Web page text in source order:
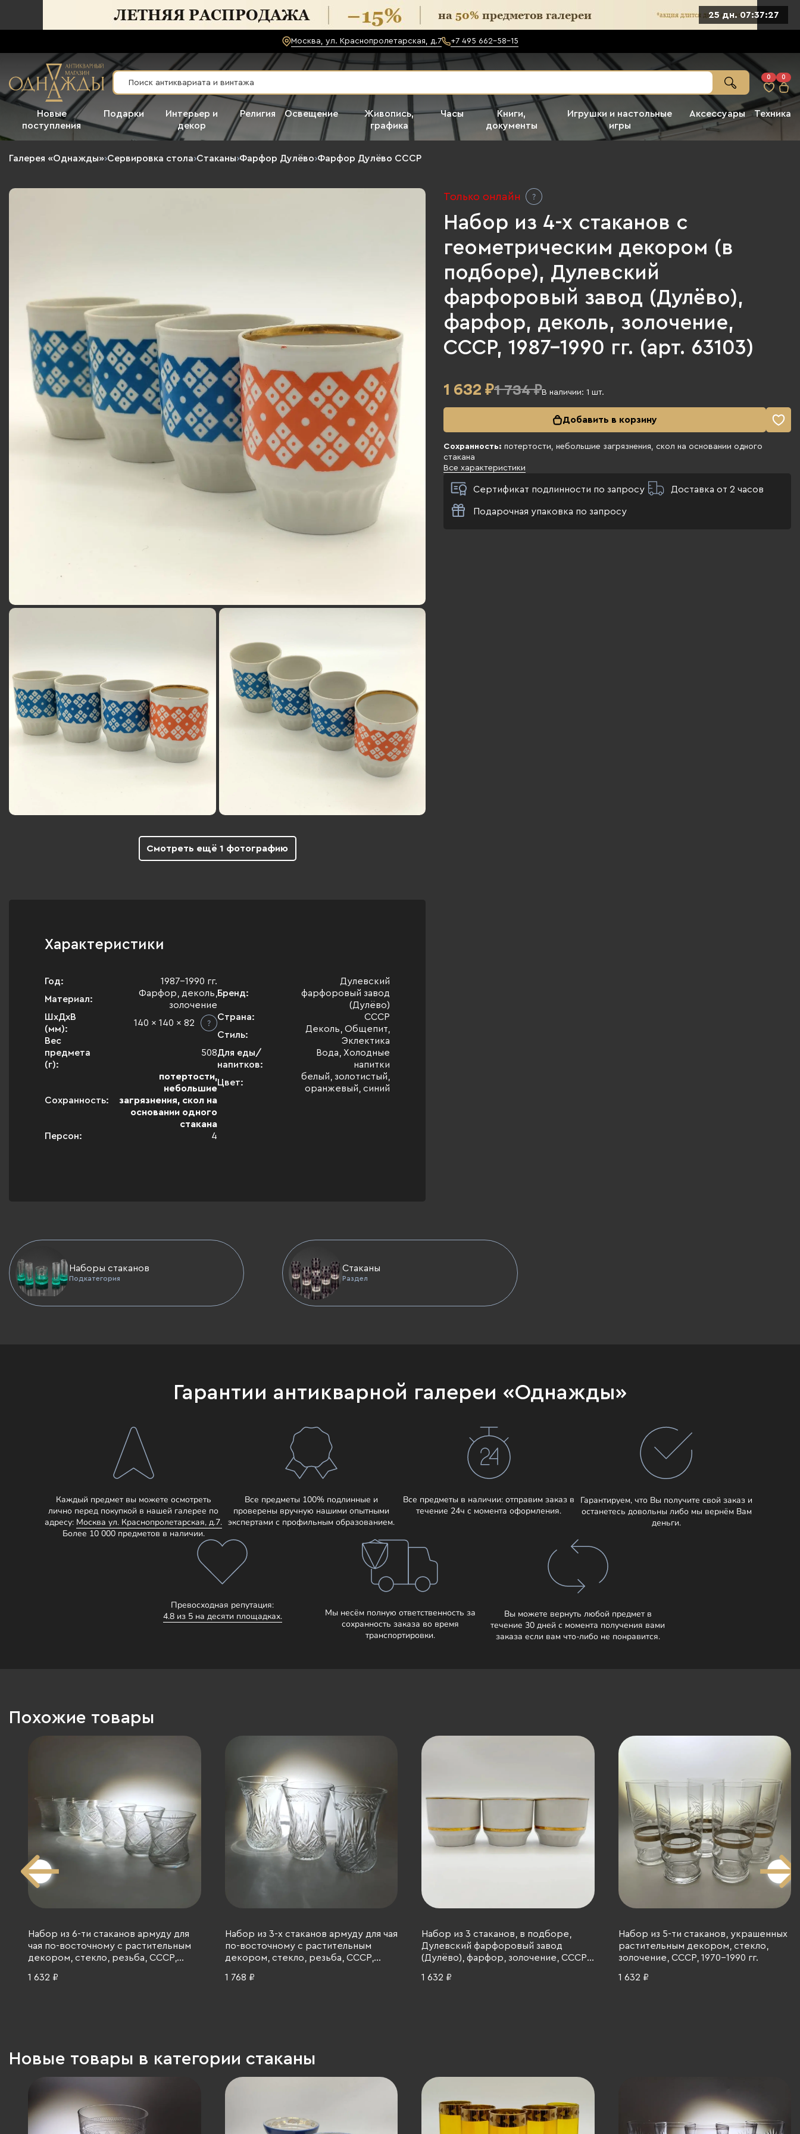
25 дн. 07:37:25
Москва, ул. Краснопролетарская, д.7 +7 495 662-58-15
0 0
Новые
поступления
Подарки
Интерьер и
декор
Религия Освещение
Живопись,
графика
Часы
Книги,
документы
Игрушки и настольные
игры
Аксессуары Техника
Галерея «Однажды»›Сервировка стола›Стаканы›Фарфор Дулёво›Фарфор Дулёво СССР
Смотреть ещё 1 фотографию
Только онлайн
Набор из 4-х стаканов с
геометрическим декором (в
подборе), Дулевский
фарфоровый завод (Дулёво),
фарфор, деколь, золочение,
СССР, 1987-1990 гг. (арт. 63103)
1 632 ₽1 734 ₽В наличии: 1 шт.
Добавить в корзину
Сохранность: потертости, небольшие загрязнения, скол на основании одного
стакана
Все характеристики
Сертификат подлинности по запросу Доставка от 2 часов
Подарочная упаковка по запросу
Характеристики
Год:
1987-1990 гг.
Материал:
Фарфор, деколь,
золочение
ШхДхВ
(мм):
140 x 140 x 82
Вес
предмета
(г):
508
Сохранность:
потертости,
небольшие
загрязнения, скол на
основании одного
стакана
Персон:
4
Бренд:
Дулевский
фарфоровый завод
(Дулёво)
Страна:
СССР
Стиль:
Деколь, Общепит,
Эклектика
Для еды/
напитков:
Вода, Холодные
напитки
Цвет:
белый, золотистый,
оранжевый, синий
Наборы стаканов
Подкатегория
Стаканы
Раздел
Гарантии антикварной галереи «Однажды»
Каждый предмет вы можете осмотреть
лично перед покупкой в нашей галерее по
адресу: Москва ул. Краснопролетарская, д.7.
Более 10 000 предметов в наличии.
Все предметы 100% подлинные и
проверены вручную нашими опытными
экспертами с профильным образованием.
Все предметы в наличии: отправим заказ в
течение 24ч с момента оформления.
Гарантируем, что Вы получите свой заказ и
останетесь довольны либо мы вернём Вам
деньги.
Превосходная репутация:
4.8 из 5 на десяти площадках.
Мы несём полную ответственность за
сохранность заказа во время
транспортировки.
Вы можете вернуть любой предмет в
течение 30 дней с момента получения вами
заказа если вам что-либо не понравится.
Похожие товары
Набор из 6-ти стаканов армуду для
чая по-восточному с растительным
декором, стекло, резьба, СССР,
1 632 ₽
Набор из 3-х стаканов армуду для чая
по-восточному с растительным
декором, стекло, резьба, СССР,
1 768 ₽
Набор из 3 стаканов, в подборе,
Дулевский фарфоровый завод
(Дулёво), фарфор, золочение, СССР,
1 632 ₽
Набор из 5-ти стаканов, украшенных
растительным декором, стекло,
золочение, СССР, 1970-1990 гг.
1 632 ₽
Новые товары в категории стаканы